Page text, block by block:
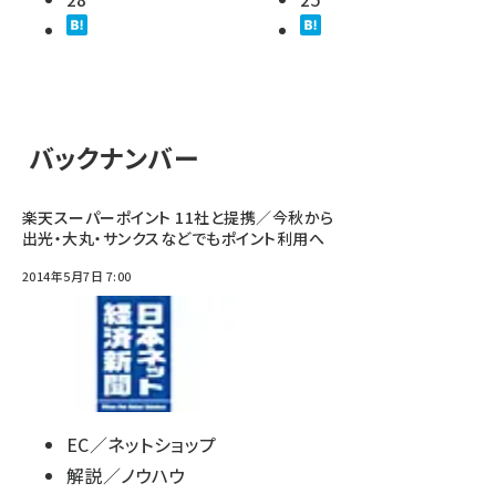
バックナンバー
楽天スーパーポイント 11社と提携／今秋から
出光・大丸・サンクスなどでもポイント利用へ
2014年5月7日 7:00
EC／ネットショップ
解説／ノウハウ